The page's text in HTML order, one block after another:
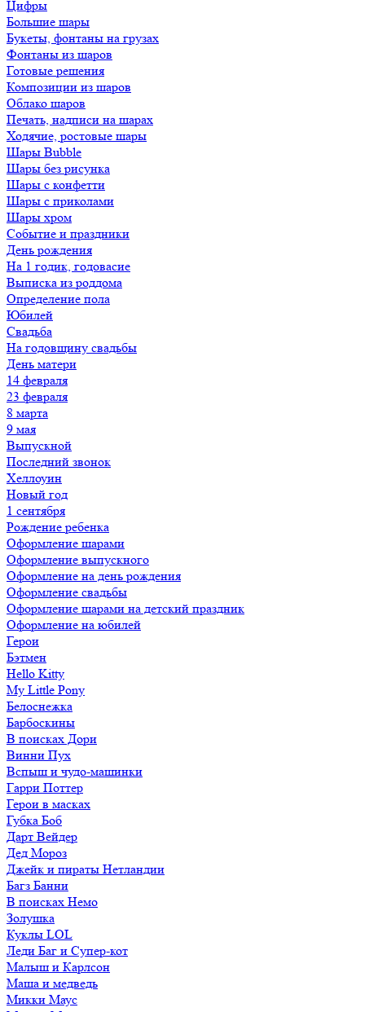
Цифры
Большие шары
Букеты, фонтаны на грузах
Фонтаны из шаров
Готовые решения
Композиции из шаров
Облако шаров
Печать, надписи на шарах
Ходячие, ростовые шары
Шары Bubble
Шары без рисунка
Шары с конфетти
Шары с приколами
Шары хром
Событие и праздники
День рождения
На 1 годик, годовасие
Выписка из роддома
Определение пола
Юбилей
Свадьба
На годовщину свадьбы
День матери
14 февраля
23 февраля
8 марта
9 мая
Выпускной
Последний звонок
Хеллоуин
Новый год
1 сентября
Рождение ребенка
Оформление шарами
Оформление выпускного
Оформление на день рождения
Оформление свадьбы
Оформление шарами на детский праздник
Оформление на юбилей
Герои
Бэтмен
Hello Kitty
My Little Pony
Белоснежка
Барбоскины
В поисках Дори
Винни Пух
Вспыш и чудо-машинки
Гарри Поттер
Герои в масках
Губка Боб
Дарт Вейдер
Дед Мороз
Джейк и пираты Нетландии
Багз Банни
В поисках Немо
Золушка
Куклы LOL
Леди Баг и Супер-кот
Малыш и Карлсон
Маша и медведь
Микки Маус